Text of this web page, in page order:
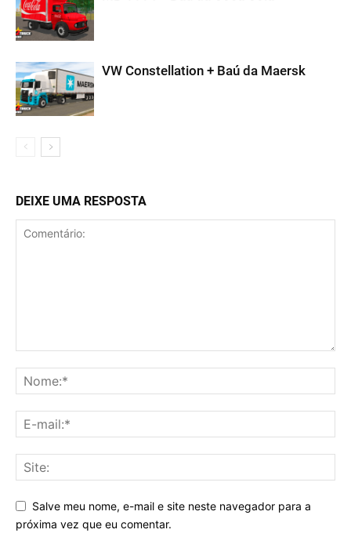
VW Constellation + Baú da Maersk
DEIXE UMA RESPOSTA
Salve meu nome, e-mail e site neste navegador para a
próxima vez que eu comentar.